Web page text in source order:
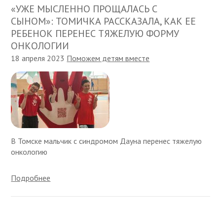
«УЖЕ МЫСЛЕННО ПРОЩАЛАСЬ С
СЫНОМ»: ТОМИЧКА РАССКАЗАЛА, КАК ЕЕ
РЕБЕНОК ПЕРЕНЕС ТЯЖЕЛУЮ ФОРМУ
ОНКОЛОГИИ
18 апреля 2023 Поможем детям вместе
В Томске мальчик с синдромом Дауна перенес тяжелую
онкологию
Подробнее